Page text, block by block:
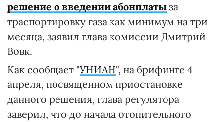
решение о введении абонплаты за
траспортировку газа как минимум на три
месяца, заявил глава комиссии Дмитрий
Вовк.
Как сообщает "УНИАН", на брифинге 4
апреля, посвященном приостановке
данного решения, глава регулятора
заверил, что до начала отопительного